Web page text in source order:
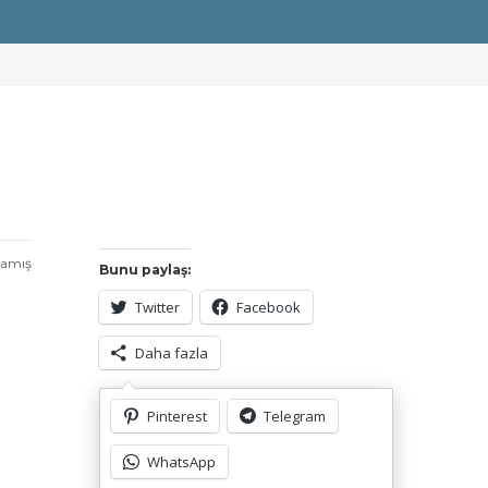
Bunu paylaş:
Twitter Facebook
Daha fazla
Pinterest Telegram
WhatsApp
Bunu beğen:
Yükleniyor...